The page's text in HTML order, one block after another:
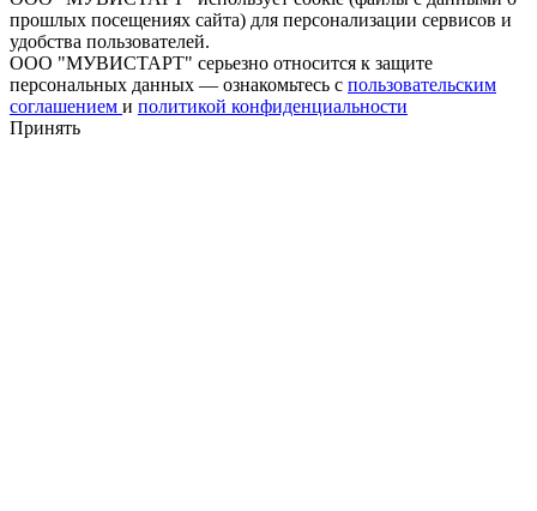
прошлых посещениях сайта) для персонализации сервисов и
удобства пользователей.
ООО "МУВИСТАРТ" серьезно относится к защите
персональных данных — ознакомьтесь с пользовательским
соглашением и политикой конфиденциальности
Принять